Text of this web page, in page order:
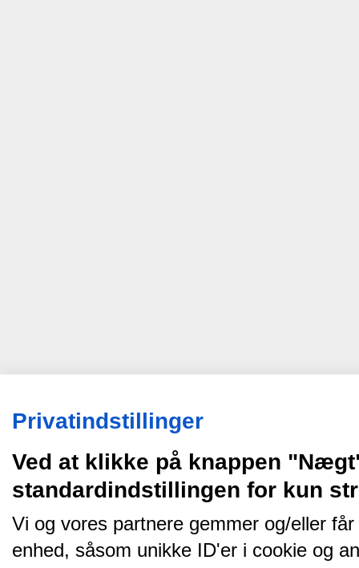
Privatindstillinger
Ved at klikke på knappen
standardindstillingen for kun
Vi og vores partnere gemmer og/eller
enhed, såsom unikke ID'er i cookie og